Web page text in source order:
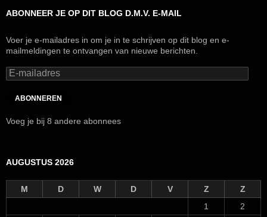
ABONNEER JE OP DIT BLOG D.M.V. E-MAIL
Voer je e-mailadres in om je in te schrijven op dit blog en e-
mailmeldingen te ontvangen van nieuwe berichten.
E-
mailadres
ABONNEREN
Voeg je bij 8 andere abonnees
AUGUSTUS 2026
M D W D V Z
Z
1
2